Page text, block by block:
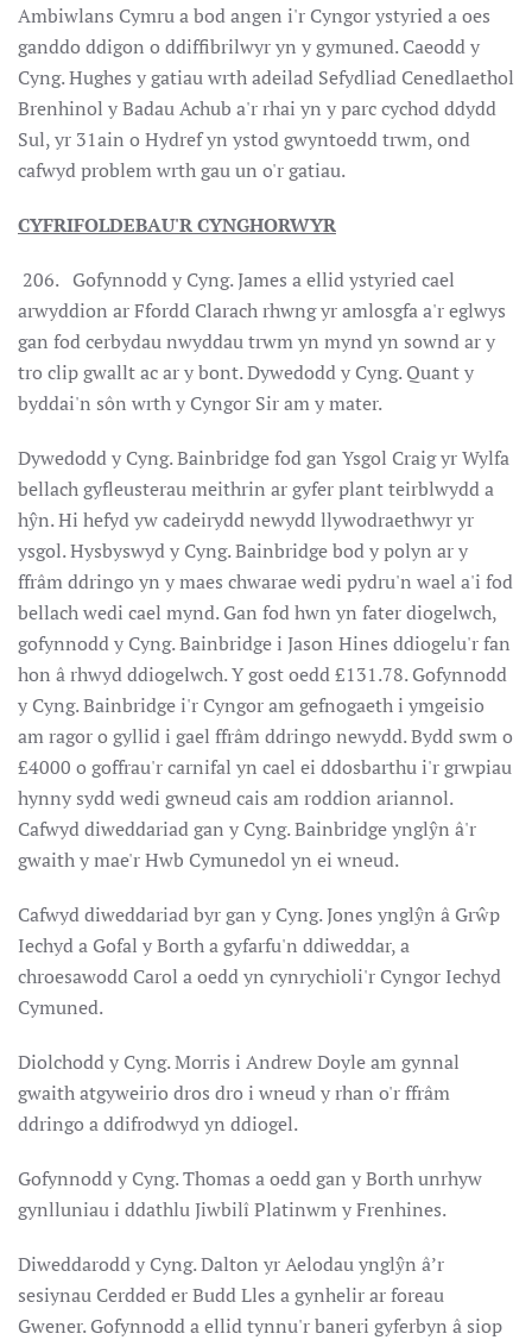
Ambiwlans Cymru a bod angen i'r Cyngor ystyried a oes
ganddo ddigon o ddiffibrilwyr yn y gymuned. Caeodd y
Cyng. Hughes y gatiau wrth adeilad Sefydliad Cenedlaethol
Brenhinol y Badau Achub a'r rhai yn y parc cychod ddydd
Sul, yr 31ain o Hydref yn ystod gwyntoedd trwm, ond
cafwyd problem wrth gau un o'r gatiau.
CYFRIFOLDEBAU'R CYNGHORWYR
206. Gofynnodd y Cyng. James a ellid ystyried cael
arwyddion ar Ffordd Clarach rhwng yr amlosgfa a'r eglwys
gan fod cerbydau nwyddau trwm yn mynd yn sownd ar y
tro clip gwallt ac ar y bont. Dywedodd y Cyng. Quant y
byddai'n sôn wrth y Cyngor Sir am y mater.
Dywedodd y Cyng. Bainbridge fod gan Ysgol Craig yr Wylfa
bellach gyfleusterau meithrin ar gyfer plant teirblwydd a
hŷn. Hi hefyd yw cadeirydd newydd llywodraethwyr yr
ysgol. Hysbyswyd y Cyng. Bainbridge bod y polyn ar y
ffrâm ddringo yn y maes chwarae wedi pydru'n wael a'i fod
bellach wedi cael mynd. Gan fod hwn yn fater diogelwch,
gofynnodd y Cyng. Bainbridge i Jason Hines ddiogelu'r fan
hon â rhwyd ddiogelwch. Y gost oedd £131.78. Gofynnodd
y Cyng. Bainbridge i'r Cyngor am gefnogaeth i ymgeisio
am ragor o gyllid i gael ffrâm ddringo newydd. Bydd swm o
£4000 o goffrau'r carnifal yn cael ei ddosbarthu i'r grwpiau
hynny sydd wedi gwneud cais am roddion ariannol.
Cafwyd diweddariad gan y Cyng. Bainbridge ynglŷn â'r
gwaith y mae'r Hwb Cymunedol yn ei wneud.
Cafwyd diweddariad byr gan y Cyng. Jones ynglŷn â Grŵp
Iechyd a Gofal y Borth a gyfarfu'n ddiweddar, a
chroesawodd Carol a oedd yn cynrychioli'r Cyngor Iechyd
Cymuned.
Diolchodd y Cyng. Morris i Andrew Doyle am gynnal
gwaith atgyweirio dros dro i wneud y rhan o'r ffrâm
ddringo a ddifrodwyd yn ddiogel.
Gofynnodd y Cyng. Thomas a oedd gan y Borth unrhyw
gynlluniau i ddathlu Jiwbilî Platinwm y Frenhines.
Diweddarodd y Cyng. Dalton yr Aelodau ynglŷn â’r
sesiynau Cerdded er Budd Lles a gynhelir ar foreau
Gwener. Gofynnodd a ellid tynnu'r baneri gyferbyn â siop